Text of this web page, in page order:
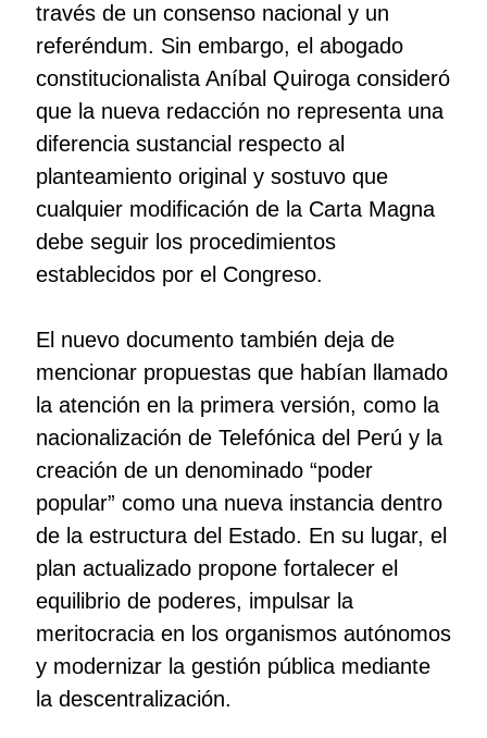
través de un consenso nacional y un
referéndum. Sin embargo, el abogado
constitucionalista Aníbal Quiroga consideró
que la nueva redacción no representa una
diferencia sustancial respecto al
planteamiento original y sostuvo que
cualquier modificación de la Carta Magna
debe seguir los procedimientos
establecidos por el Congreso.
El nuevo documento también deja de
mencionar propuestas que habían llamado
la atención en la primera versión, como la
nacionalización de Telefónica del Perú y la
creación de un denominado “poder
popular” como una nueva instancia dentro
de la estructura del Estado. En su lugar, el
plan actualizado propone fortalecer el
equilibrio de poderes, impulsar la
meritocracia en los organismos autónomos
y modernizar la gestión pública mediante
la descentralización.